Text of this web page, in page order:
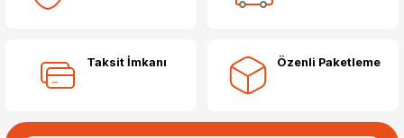
Taksit İmkanı Özenli Paketleme